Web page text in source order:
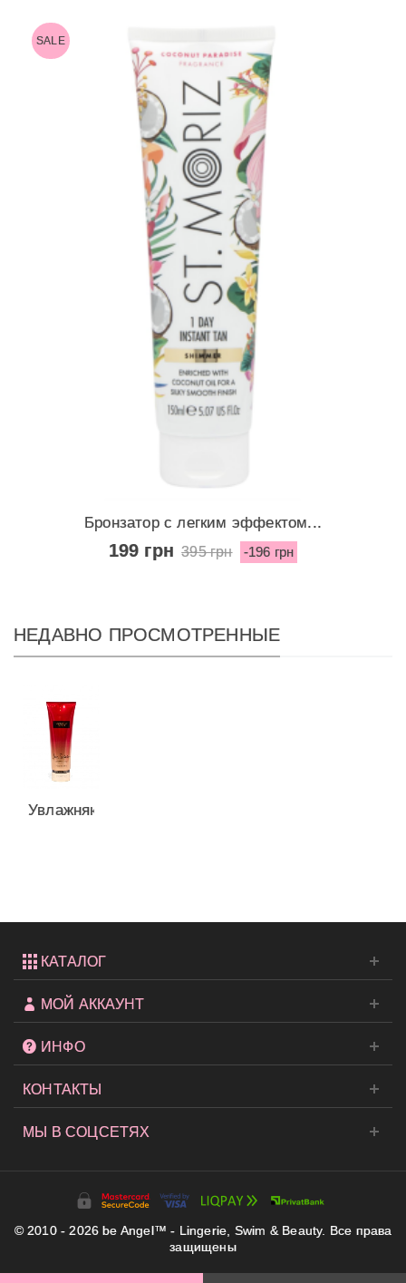
SALE
Бронзатор с легким эффектом...
199 грн 395 грн -196 грн
НЕДАВНО ПРОСМОТРЕННЫЕ
Увлажняющий
КАТАЛОГ
МОЙ АККАУНТ
ИНФО
КОНТАКТЫ
МЫ В СОЦСЕТЯХ
© 2010 - 2026 be Angel™ - Lingerie, Swim & Beauty. Все права
защищены